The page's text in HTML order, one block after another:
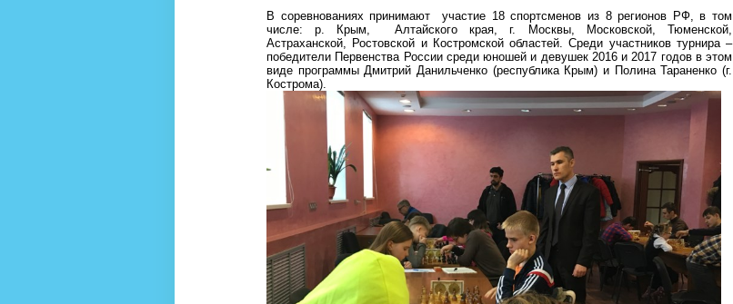
В соревнованиях принимают участие 18 спортсменов из 8 регионов РФ, в том
числе: р. Крым, Алтайского края, г. Москвы, Московской, Тюменской,
Астраханской, Ростовской и Костромской областей. Среди участников турнира –
победители Первенства России среди юношей и девушек 2016 и 2017 годов в этом
виде программы Дмитрий Данильченко (республика Крым) и Полина Тараненко (г.
Кострома).